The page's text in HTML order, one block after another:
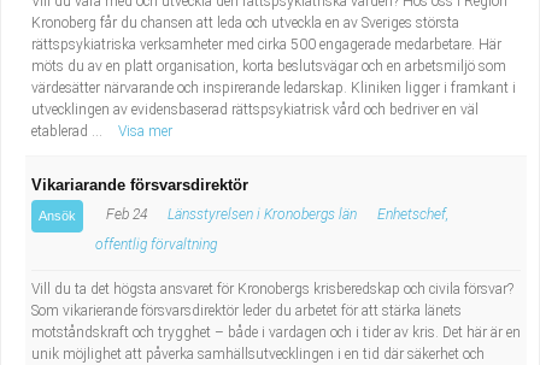
Kronoberg får du chansen att leda och utveckla en av Sveriges största
rättspsykiatriska verksamheter med cirka 500 engagerade medarbetare. Här
möts du av en platt organisation, korta beslutsvägar och en arbetsmiljö som
värdesätter närvarande och inspirerande ledarskap. Kliniken ligger i framkant i
utvecklingen av evidensbaserad rättspsykiatrisk vård och bedriver en väl
etablerad ...
Visa mer
Vikariarande försvarsdirektör
Ansök Feb 24 Länsstyrelsen i Kronobergs län
Enhetschef,
offentlig förvaltning
Vill du ta det högsta ansvaret för Kronobergs krisberedskap och civila försvar?
Som vikarierande försvarsdirektör leder du arbetet för att stärka länets
motståndskraft och trygghet – både i vardagen och i tider av kris. Det här är en
unik möjlighet att påverka samhällsutvecklingen i en tid där säkerhet och